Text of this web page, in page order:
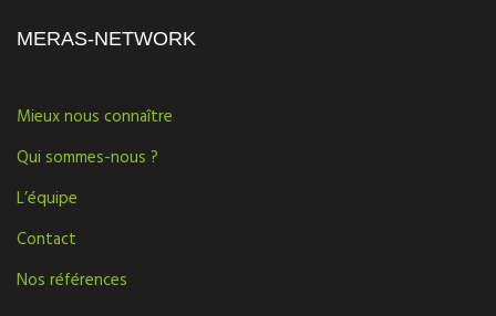
MERAS-NETWORK
Mieux nous connaître
Qui sommes-nous ?
L’équipe
Contact
Nos références